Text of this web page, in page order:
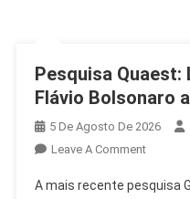
Pesquisa Quaest:
Flávio Bolsonaro
5 De Agosto De 2026
Leave A CommentOn
Quaest:
A mais recente pesquisa